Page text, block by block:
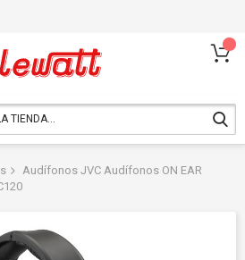
Audífonos JVC Audífonos ON EAR